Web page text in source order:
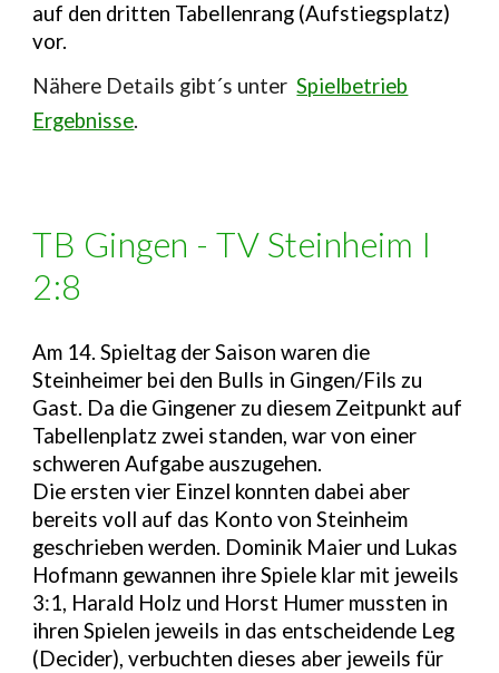
auf den dritten Tabellenrang (Aufstiegsplatz)
vor.
Nähere Details gibt´s unterSpielbetrieb
Ergebnisse.
TB Gingen - TV Steinheim I
2:8
Am 14. Spieltag der Saison waren die
Steinheimer bei den Bulls in Gingen/Fils zu
Gast. Da die Gingener zu diesem Zeitpunkt auf
Tabellenplatz zwei standen, war von einer
schweren Aufgabe auszugehen.
Die ersten vier Einzel konnten dabei aber
bereits voll auf das Konto von Steinheim
geschrieben werden. Dominik Maier und Lukas
Hofmann gewannen ihre Spiele klar mit jeweils
3:1, Harald Holz und Horst Humer mussten in
ihren Spielen jeweils in das entscheidende Leg
(Decider), verbuchten dieses aber jeweils für